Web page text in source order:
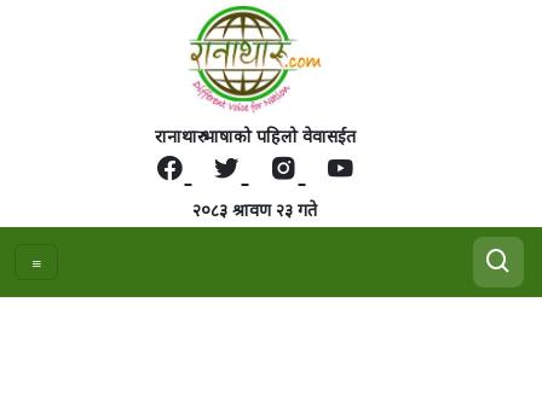
रानाथारु भाषाको पहिलो वेवासईत
२०८३ श्रावण २३ गते